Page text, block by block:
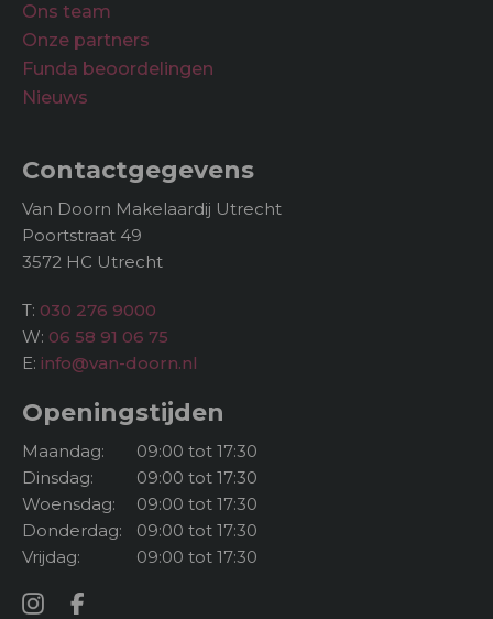
Ons team
Onze partners
Funda beoordelingen
Nieuws
Contactgegevens
Van Doorn Makelaardij Utrecht
Poortstraat 49
3572 HC Utrecht
T: 030 276 9000
W: 06 58 91 06 75
E: info@van-doorn.nl
Openingstijden
Maandag:
09:00 tot 17:30
Dinsdag:
09:00 tot 17:30
Woensdag:
09:00 tot 17:30
Donderdag:
09:00 tot 17:30
Vrijdag:
09:00 tot 17:30